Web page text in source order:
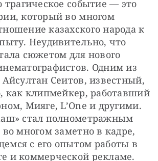
трагическое событие — это
который во многом
казахского народа к
Неудивительно, что
сюжетом для нового
Одним из
Айсултан Сеитов, известный,
как клипмейкер, работавший
Мияге, L’One и другими.
стал полнометражным
многом заметно в кадре,
с его опытом работы в
и коммерческой рекламе.